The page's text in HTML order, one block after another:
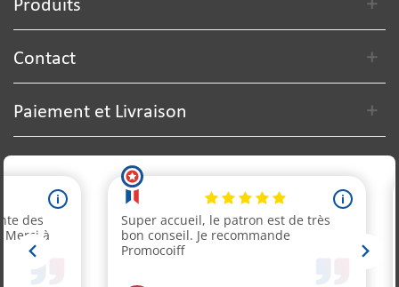
Produits
Contact
Paiement et Livraison